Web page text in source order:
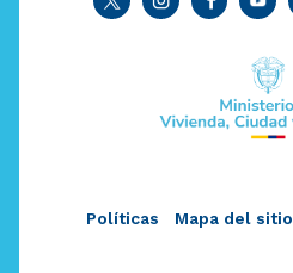
Políticas Mapa del sitio